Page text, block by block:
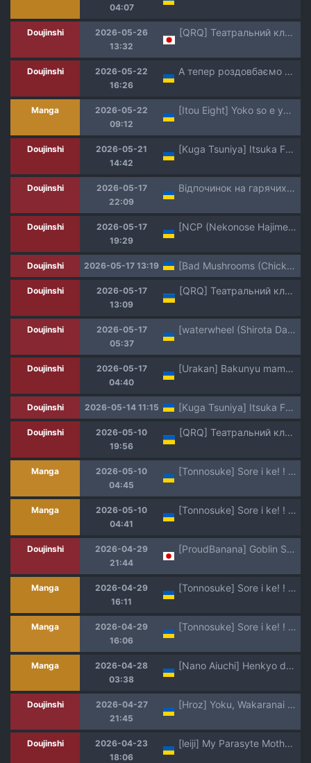
04:07
Doujinshi
2026-05-26
13:32
[QRQ] Театральний клуб 65 [Мрія]
Doujinshi
2026-05-22
16:26
А тепер роздовбаємо дупцю Астольфо!
Manga
2026-05-22
09:12
[Itou Eight] Yoko so e yokoso | Ласкаво прошу до гуртожитку Йоко (Soredemo Itoshii Kanojo-tachi) [Ukrainian] [Amator Mellek] [Digital]
Doujinshi
2026-05-21
14:42
[Kuga Tsuniya] Itsuka Fukushuu suru Sono Tame ni | Все Заради Моєї Майбутньої Помсти [Ukrainian] [Мрія]
Doujinshi
2026-05-17
22:09
Відпочинок на гарячих джерелах з Томо та її подругами!
Doujinshi
2026-05-17
19:29
[NCP (Nekonose Hajime)] Yachin ga Muri nara Omae no Karada de Haratte Moraou ka? | Оплата оренди своїм тілом! [Ukrainian] [Decensored]
Doujinshi 2026-05-17 13:19 [Bad Mushrooms (Chicke III, 4why)] 1/5 no Renai Kanjou (Gotoubun no Hanayome) [Ukrainian] [Decensored] [Digital]
Doujinshi
2026-05-17
13:09
[QRQ] Театральний клуб 64 [Мрія]
Doujinshi
2026-05-17
05:37
[waterwheel (Shirota Dai)] Sei ni Mezameta Tachibana Arisu | Сексуальне пробудження Тачібани Аліси (THE IDOLM@STER CINDERELLA GIRLS) [Ukrainian] [Digital]
Doujinshi
2026-05-17
04:40
[Urakan] Bakunyu mama to giri no musuko-tachi | Мачуха з пишними грудьми та її пасинки [Ukrainian] [Amator Mellek]
Doujinshi 2026-05-14 11:15 [Kuga Tsuniya] Itsuka Fukushuu suru Sono Tame ni | Все Заради Моєї Майбутньої Помсти [Ukrainian] [Мрія]
Doujinshi
2026-05-10
19:56
[QRQ] Театральний клуб 63 [Мрія]
Manga
2026-05-10
04:45
[Tonnosuke] Sore i ke! ! GE-bu! 2 | Нумо!! Клуб GE! Частина 2 (Keiren Love Piston) [Ukrainian] [Amator Mellek] [Decensored] [Digital]
Manga
2026-05-10
04:41
[Tonnosuke] Sore i ke! ! GE-bu! 2 | Нумо!! Клуб GE! Частина 2 (Keiren Love Piston) [Ukrainian] [Amator Mellek] [Digital]
Doujinshi
2026-04-29
21:44
[ProudBanana] Goblin Sei Chiku 01 | Гоблін - Секс Звір [Ukrainian] [Digital]
Manga
2026-04-29
16:11
[Tonnosuke] Sore i ke! ! GE-bu! Zenpen | Нумо!! Клуб GE! Частина 1 (Keiren Love Piston) [Ukrainian] [Amator Mellek] [Decensored] [Digital]
Manga
2026-04-29
16:06
[Tonnosuke] Sore i ke! ! GE-bu! Zenpen | Нумо!! Клуб GE! Частина 1 (Keiren Love Piston) [Ukrainian] [Amator Mellek] [Digital]
Manga
2026-04-28
03:38
[Nano Aiuchi] Henkyo de oredake ga otoko mahotsukai yattemasu! ~ E? Mahotsukai tte on'nanoko shika narenai no?~ | Я єдиний чоловік-чарівник на прикордонні! ~ Що? Лише жінки можуть бути чарівниками? ~ [Ukrainian] [DeAM]
Doujinshi
2026-04-27
21:45
[Hroz] Yoku, Wakaranai | Незбагненне бажання [Ukrainian]
Doujinshi
2026-04-23
18:06
[leiji] My Parasyte Mother Ch. 2 | [leiji] Моя Мама Паразит Роз. 2 [Ukrainian]